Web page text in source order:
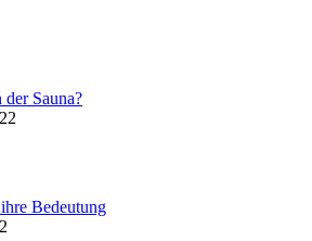
Sauna?
Bedeutung